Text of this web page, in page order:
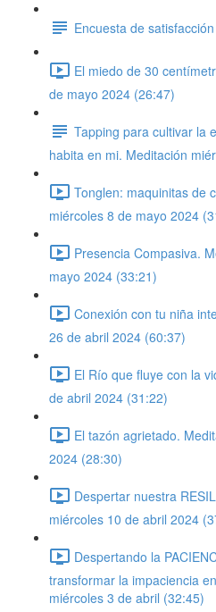
Encuesta de
El miedo de 30
de mayo 2024 (26:47)
Tapping para cultivar la
habita en mi. Meditación
Tonglen: maquinitas de
miércoles 8 de mayo 2024
Presencia Compasiva.
mayo 2024 (33:21)
Conexión con tu niña
26 de abril 2024 (60:37)
El Río que fluye con la
de abril 2024 (31:22)
El tazón agrietado.
2024 (28:30)
Despertar nuestra
miércoles 10 de abril 2024
Despertando la
transformar la impaciencia
miércoles 3 de abril (32:45)